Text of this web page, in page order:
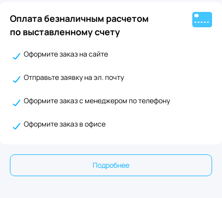
Оплата безналичным расчетом
по выставленному счету
Оформите заказ на сайте
Отправьте заявку на эл. почту
Оформите заказ с менеджером по телефону
Оформите заказ в офисе
Подробнее